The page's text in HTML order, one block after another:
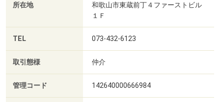
所在地
和歌山市東蔵前丁４ファーストビル
１Ｆ
TEL 073-432-6123
取引態様 仲介
管理コード 142640000666984